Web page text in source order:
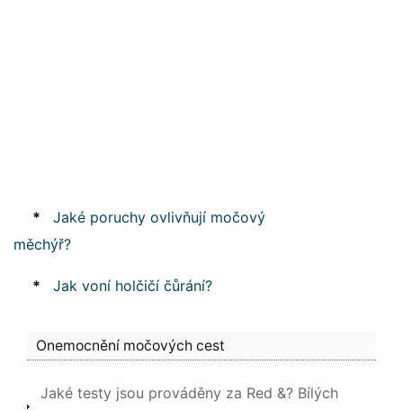
*
Jaké poruchy ovlivňují močový
měchýř?
* Jak voní holčičí čůrání?
Onemocnění močových cest
Jaké testy jsou prováděny za Red &? Bílých